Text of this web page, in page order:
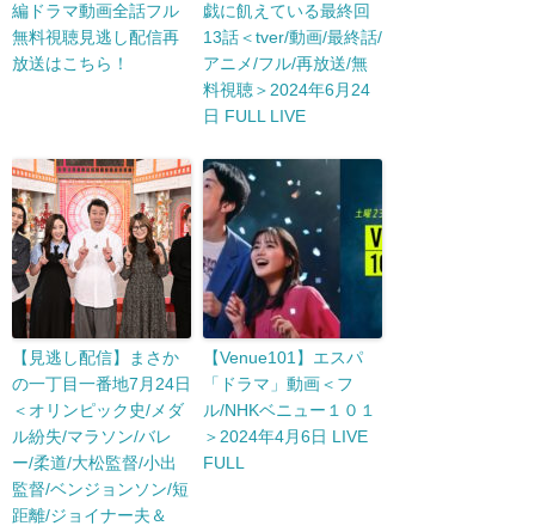
編ドラマ動画全話フル
無料視聴見逃し配信再
放送はこちら！
戯に飢えている最終回
13話＜tver/動画/最終話/
アニメ/フル/再放送/無
料視聴＞2024年6月24
日 FULL LIVE
【見逃し配信】まさか
の一丁目一番地7月24日
＜オリンピック史/メダ
ル紛失/マラソン/バレ
ー/柔道/大松監督/小出
監督/ベンジョンソン/短
距離/ジョイナー夫＆
【Venue101】エスパ
「ドラマ」動画＜フ
ル/NHKベニュー１０１
＞2024年4月6日 LIVE
FULL